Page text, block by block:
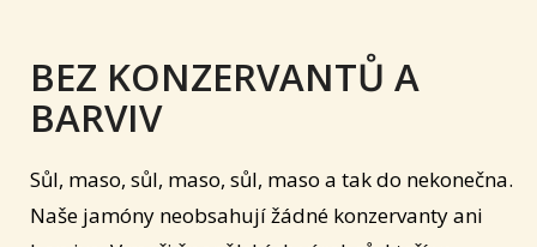
BEZ KONZERVANTŮ A
BARVIV
Sůl, maso, sůl, maso, sůl, maso a tak do nekonečna.
Naše jamóny neobsahují žádné konzervanty ani